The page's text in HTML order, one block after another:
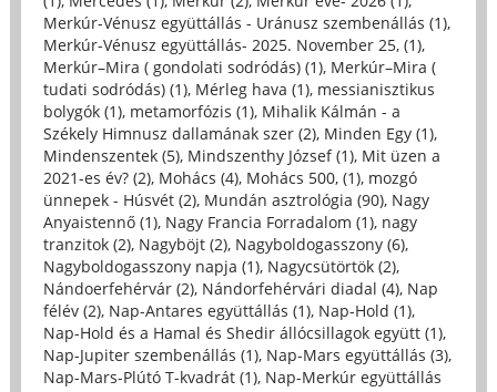
Merkúr-Vénusz együttállás - Uránusz szembenállás (1),
Merkúr-Vénusz együttállás- 2025. November 25, (1),
Merkúr–Mira ( gondolati sodródás) (1), Merkúr–Mira (
tudati sodródás) (1), Mérleg hava (1), messianisztikus
bolygók (1), metamorfózis (1), Mihalik Kálmán - a
Székely Himnusz dallamának szer (2), Minden Egy (1),
Mindenszentek (5), Mindszenthy József (1), Mit üzen a
2021-es év? (2), Mohács (4), Mohács 500, (1), mozgó
ünnepek - Húsvét (2), Mundán asztrológia (90), Nagy
Anyaistennő (1), Nagy Francia Forradalom (1), nagy
tranzitok (2), Nagyböjt (2), Nagyboldogasszony (6),
Nagyboldogasszony napja (1), Nagycsütörtök (2),
Nándoerfehérvár (2), Nándorfehérvári diadal (4), Nap
félév (2), Nap-Antares együttállás (1), Nap-Hold (1),
Nap-Hold és a Hamal és Shedir állócsillagok együtt (1),
Nap-Jupiter szembenállás (1), Nap-Mars együttállás (3),
Nap-Mars-Plútó T-kvadrát (1), Nap-Merkúr együttállás